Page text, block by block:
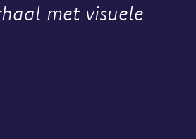
met visuele